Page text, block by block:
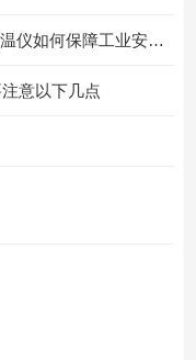
非接触式精准测温：超高温红外测温仪如何保障工业安全与质量？
意以下几点